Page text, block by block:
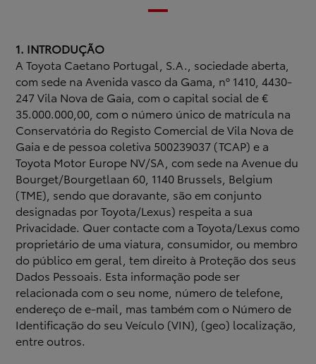
1. INTRODUÇÃO
A Toyota Caetano Portugal, S.A., sociedade aberta,
com sede na Avenida vasco da Gama, nº 1410, 4430-
247 Vila Nova de Gaia, com o capital social de €
35.000.000,00, com o número único de matrícula na
Conservatória do Registo Comercial de Vila Nova de
Gaia e de pessoa coletiva 500239037 (TCAP) e a
Toyota Motor Europe NV/SA, com sede na Avenue du
Bourget/Bourgetlaan 60, 1140 Brussels, Belgium
(TME), sendo que doravante, são em conjunto
designadas por Toyota/Lexus) respeita a sua
Privacidade. Quer contacte com a Toyota/Lexus como
proprietário de uma viatura, consumidor, ou membro
do público em geral, tem direito à Proteção dos seus
Dados Pessoais. Esta informação pode ser
relacionada com o seu nome, número de telefone,
endereço de e-mail, mas também com o Número de
Identificação do seu Veículo (VIN), (geo) localização,
entre outros.